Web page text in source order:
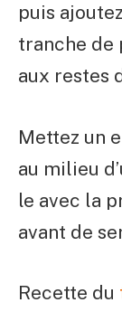
puis
tranche de
aux restes
Mettez un
au milieu
le avec la
avant de
Recette du